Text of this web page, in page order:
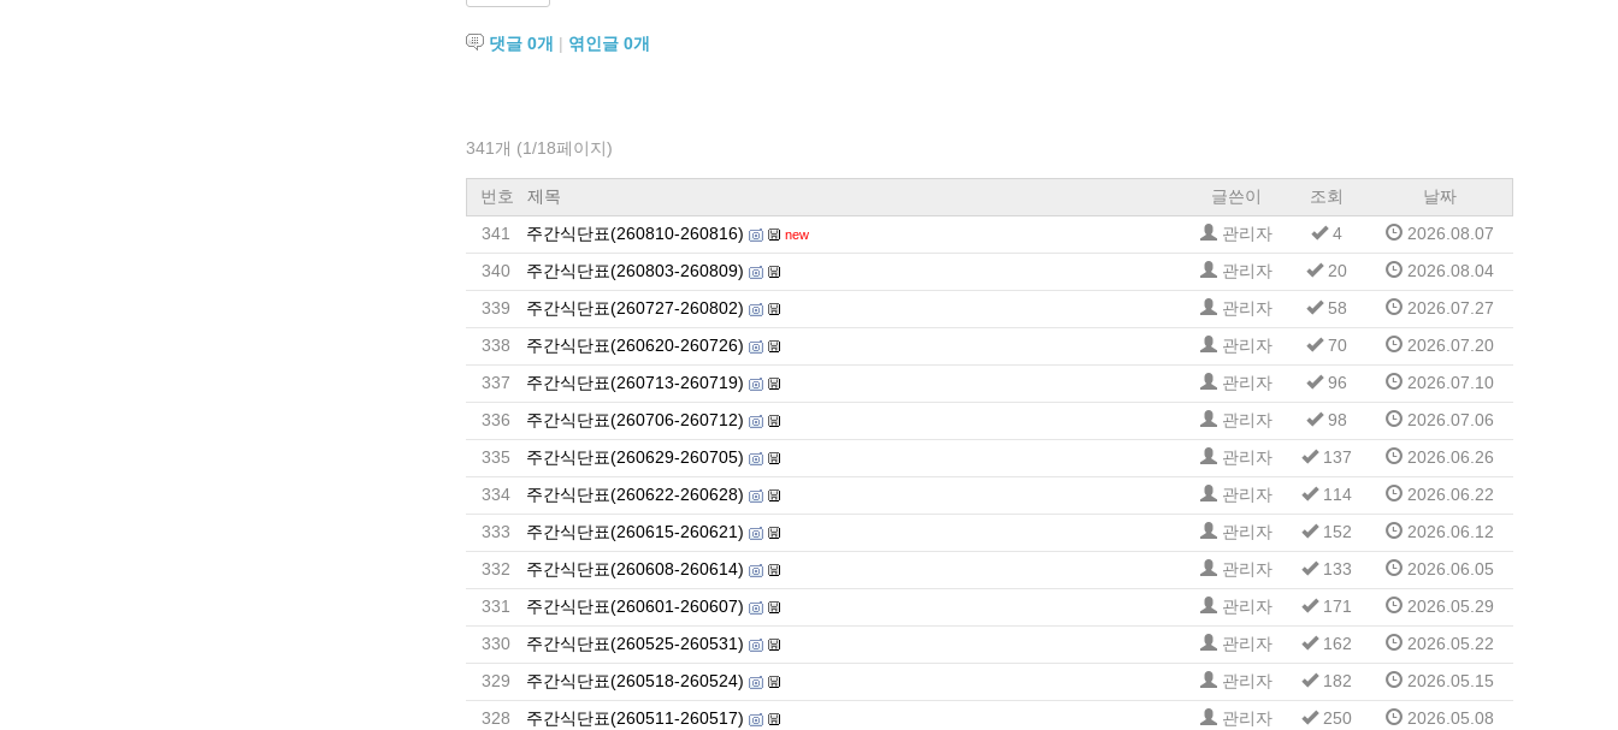
댓글 0개 | 엮인글 0개
341개 (1/18페이지)
번호 제목 글쓴이 조회
날짜
341
주간식단표(260810-260816) new 관리자 4
2026.08.07
340
주간식단표(260803-260809) 관리자 20
2026.08.04
339
주간식단표(260727-260802) 관리자 58
2026.07.27
338
주간식단표(260620-260726) 관리자 70
2026.07.20
337
주간식단표(260713-260719) 관리자 96
2026.07.10
336
주간식단표(260706-260712) 관리자 98
2026.07.06
335
주간식단표(260629-260705) 관리자 137
2026.06.26
334
주간식단표(260622-260628) 관리자 114
2026.06.22
333
주간식단표(260615-260621) 관리자 152
2026.06.12
332
주간식단표(260608-260614) 관리자 133
2026.06.05
331
주간식단표(260601-260607) 관리자 171
2026.05.29
330
주간식단표(260525-260531) 관리자 162
2026.05.22
329
주간식단표(260518-260524) 관리자 182
2026.05.15
328
주간식단표(260511-260517) 관리자 250
2026.05.08